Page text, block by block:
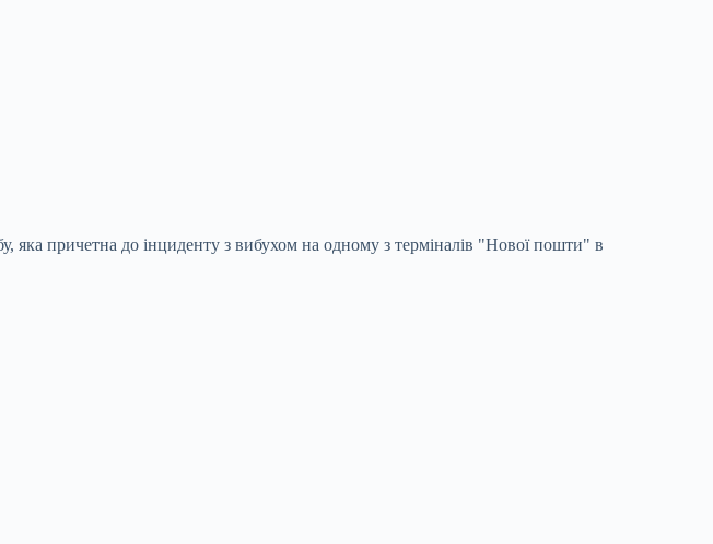
яка причетна до інциденту з вибухом на одному з терміналів "Нової пошти" в